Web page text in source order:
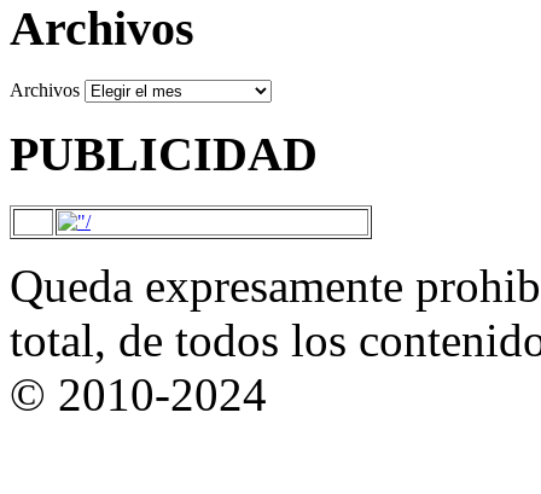
Archivos
Archivos
PUBLICIDAD
Queda expresamente
total, de todos los
© 2010-2024